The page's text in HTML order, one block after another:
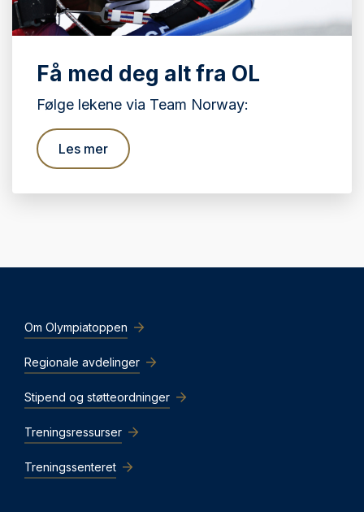
Få med deg alt fra OL
Følge lekene via Team Norway:
Les mer
Om Olympiatoppen
Regionale avdelinger
Stipend og støtteordninger
Treningsressurser
Treningssenteret